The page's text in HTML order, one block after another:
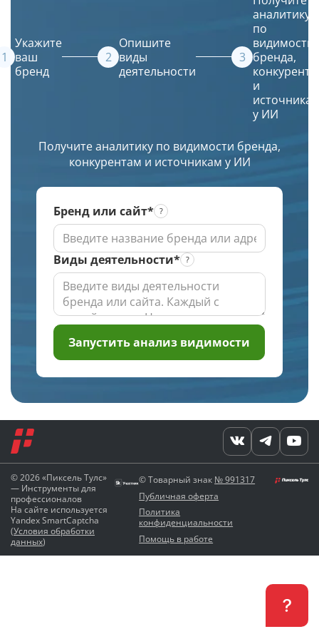
в
ТОПе
с
глубине
проверки
источники.
искусственный
(ИИ)
создаст
Яндексе
Укажите
ваш
бренд
Опишите
виды
деятельности
аналитику
по
видимости
бренда,
и
у ИИ
Получите аналитику по видимости бренда,
конкурентам и источникам у ИИ
Бренд или сайт*
Виды деятельности*
Запустить анализ видимости
© 2026 «Пиксель Тулс»
— Инструменты для
профессионалов
На сайте используется
Yandex SmartCaptcha
(Условия обработки
данных)
© Товарный знак № 991317
Публичная оферта
Политика
конфиденциальности
Помощь в работе